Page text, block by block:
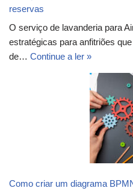
reservas
O serviço de lavanderia para
estratégicas para anfitriões
de… Continue a ler »
Como criar um diagrama